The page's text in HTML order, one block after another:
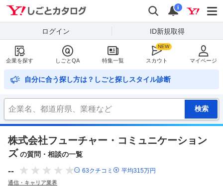
検索
通知
i
ログイン ID新規取得
企業を探す しごとQA 特集一覧 スカウト マイページ
自分に合う探し方は？しごと探しスタイル診断
株式会社フューチャー・コミュニケーション
ズ の質問・相談の一覧
-- 63クチコミ 平均315万円
通信・キャリア業界